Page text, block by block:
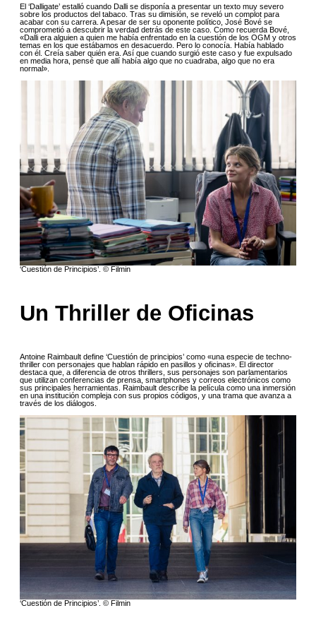
El ‘Dalligate’ estalló cuando Dalli se disponía a presentar un texto muy severo
sobre los productos del tabaco. Tras su dimisión, se reveló un complot para
acabar con su carrera. A pesar de ser su oponente político, José Bové se
comprometió a descubrir la verdad detrás de este caso. Como recuerda Bové,
«Dalli era alguien a quien me había enfrentado en la cuestión de los OGM y otros
temas en los que estábamos en desacuerdo. Pero lo conocía. Había hablado
con él. Creía saber quién era. Así que cuando surgió este caso y fue expulsado
en media hora, pensé que allí había algo que no cuadraba, algo que no era
normal».
‘Cuestión de Principios’. © Filmin
Un Thriller de Oficinas
Antoine Raimbault define ‘Cuestión de principios’ como «una especie de techno-
thriller con personajes que hablan rápido en pasillos y oficinas». El director
destaca que, a diferencia de otros thrillers, sus personajes son parlamentarios
que utilizan conferencias de prensa, smartphones y correos electrónicos como
sus principales herramientas. Raimbault describe la película como una inmersión
en una institución compleja con sus propios códigos, y una trama que avanza a
través de los diálogos.
‘Cuestión de Principios’. © Filmin